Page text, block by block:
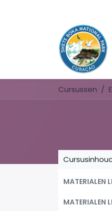
Cursussen
MATERIALEN
MATERIALEN